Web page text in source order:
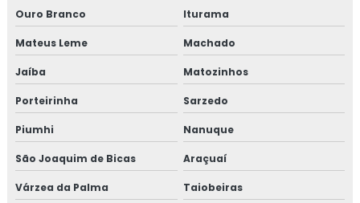
Proteção passiva contra incêndio
Proteção passiva de cabos
Proteção passiva estrutura metálica
Proteção passiva para cabos elétricos
Ouro Branco Iturama
Mateus Leme Machado
Jaíba Matozinhos
Porteirinha Sarzedo
Piumhi Nanuque
São Joaquim de Bicas Araçuaí
Várzea da Palma Taiobeiras